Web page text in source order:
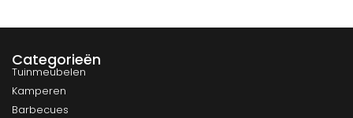
Categorieën
Tuinmeubelen
Kamperen
Barbecues